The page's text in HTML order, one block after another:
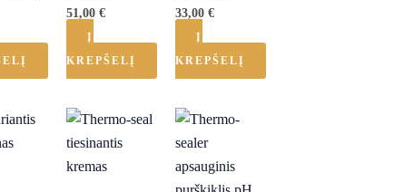
51,00€
Į
KREPŠELĮ
33,00€
Į
KREPŠELĮ